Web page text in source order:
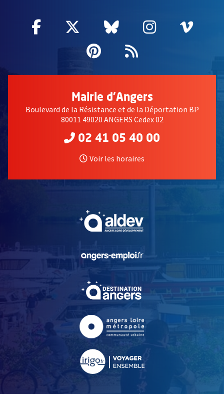
Facebook
, Ouvre une nouvelle fenêtre
Twitter
, Ouvre une nouvelle
Bluesky
, Ouvre une
Instagram
, Ouvre
,
Pinterest
, Ouvre une
Flux RSS
Mairie d'Angers
Boulevard de la Résistance et de la Déportation BP
80011 49020 ANGERS Cedex 02
02 41 05 40 00
Voir les horaires
, Ouvre une nouvelle
, Ouvre une nouvelle